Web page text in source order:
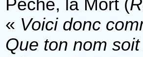
Péché, la Mort (
« Voici donc
Que ton nom